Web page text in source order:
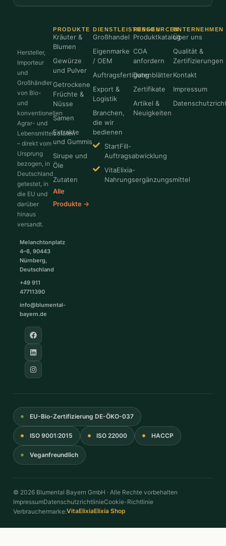
Hersteller,
Importeur
und
Großhändler
von Bio-
und
konventionellen
Agrar- und
Lebensmittelzutaten
– direkt vom
Ursprung
bezogen, in
Deutschland
getestet, in
die EU und
darüber
hinaus
versandt.
Melanchtonplatz
4–6, 90443
Nürnberg,
Deutschland
+49 911
47711390
info@blumental-
bayern.de
PRODUKTE
Kräuter &
Blumen
Gewürze
und Pulver
Getrockene
Früchte &
Nüsse
Samen
Extrakte
und Gummis
Sirupe und
Öle
Zutaten
Alle
Produkte →
DIENSTLEISTUNGEN
Großhandel
Eigenmarke
/ OEM
Auftragsfertigung
Export &
Logistik
Branchen,
die wir
bedienen
StartFill-
Auftragsabwicklung
VitaElixia-
Nahrungsergänzungsmittel
RESSOURCEN
Produktkatalog
COA
anfordern
Datenblätter
Zertifikate
Artikel &
Neuigkeiten
UNTERNEHMEN
Über uns
Qualität &
Zertifizierungen
Kontakt
Impressum
EU-Bio-Zertifizierung DE-ÖKO-037
ISO 9001:2015 ISO 22000 HACCP
Veganfreundlich
© 2026 Blumental Bayern GmbH · Alle Rechte vorbehalten
ImpressumDatenschutzrichtlinieCookie-Richtlinie
Verbrauchermarke:VitaElixiaElixia Shop